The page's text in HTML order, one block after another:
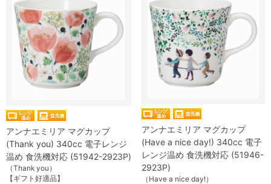
アンナエミリア マグカップ
(Thank you) 340cc 電子レンジ
温め 食洗機対応 (51942-2923P)
（Thank you）
【ギフト好適品】
アンナエミリア マグカップ
(Have a nice day!) 340cc 電子
レンジ温め 食洗機対応 (51946-
2923P)
（Have a nice day!）